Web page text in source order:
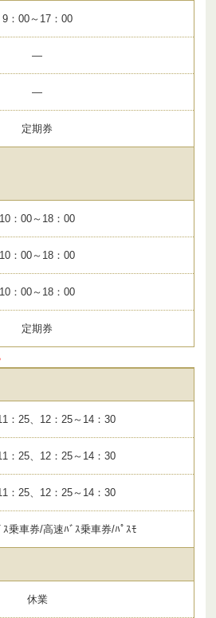
9：00～17：00
—
—
定期券
10：00～18：00
10：00～18：00
10：00～18：00
定期券
：25、12：25～14：30
：25、12：25～14：30
：25、12：25～14：30
乗車券/高速ﾊﾞｽ乗車券/ﾊﾟｽﾓ
休業